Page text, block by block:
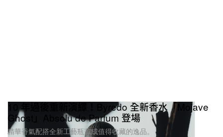
10 年過後重新演繹！Byredo 全新香水「Mojave
Ghost」Absolu de Parfum 登場
精華香氣配搭全新工藝瓶蓋成值得收藏的逸品。